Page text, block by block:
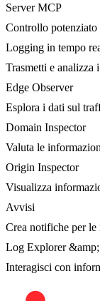
Server MCP
Controllo
Logging in tempo
Trasmetti e analizza
Edge Observer
Esplora i dati sul
Domain Inspector
Valuta le
Origin Inspector
Visualizza
Avvisi
Crea notifiche per
Log Explorer
Interagisci con